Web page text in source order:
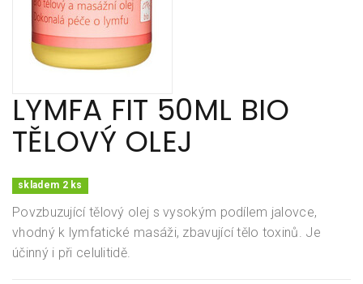
LYMFA FIT 50ML BIO
TĚLOVÝ OLEJ
skladem 2 ks
Povzbuzující tělový olej s vysokým podílem jalovce,
vhodný k lymfatické masáži, zbavující tělo toxinů. Je
účinný i při celulitidě.